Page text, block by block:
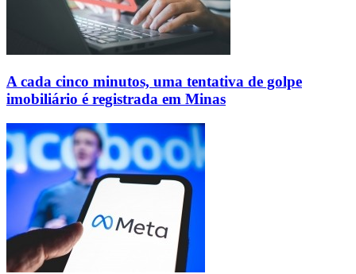
A cada cinco minutos, uma tentativa de golpe
imobiliário é registrada em Minas